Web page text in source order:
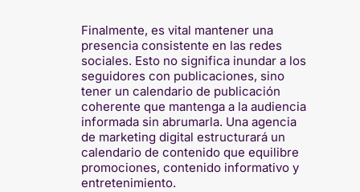
Finalmente, es vital mantener una
presencia consistente en las redes
sociales. Esto no significa inundar a los
seguidores con publicaciones, sino
tener un calendario de publicación
coherente que mantenga a la audiencia
informada sin abrumarla. Una agencia
de marketing digital estructurará un
calendario de contenido que equilibre
promociones, contenido informativo y
entretenimiento.